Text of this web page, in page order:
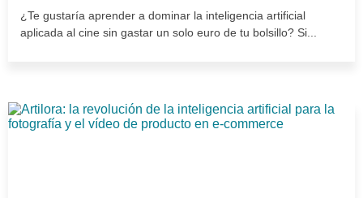
¿Te gustaría aprender a dominar la inteligencia artificial
aplicada al cine sin gastar un solo euro de tu bolsillo? Si...